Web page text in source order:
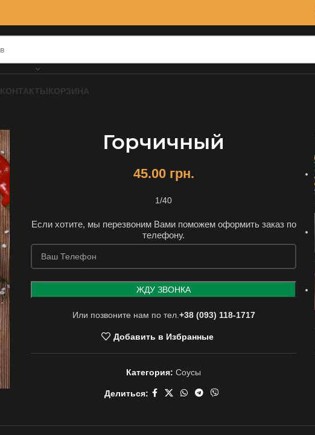
КОНТАКТЫКОРЗИНА
Горчичный
45.00 грн.
1/40
Если хотите, мы перезвоним Вами поможем оформить заказ по
телефону.
Или позвоните нам по тел. +38 (093) 118-1717
Добавить в Избранные
Категория: Соусы
Делиться: